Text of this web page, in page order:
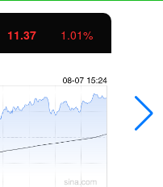
11.37 1.01%